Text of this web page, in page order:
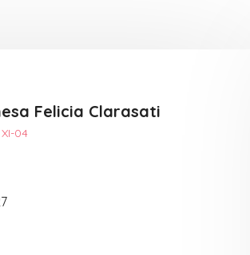
Felicia Clarasati
XI-04